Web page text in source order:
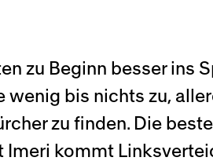
zu Beginn besser ins
bis nichts zu,
zu finden. Die
kommt